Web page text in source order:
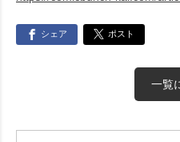
シェア ポスト
一覧